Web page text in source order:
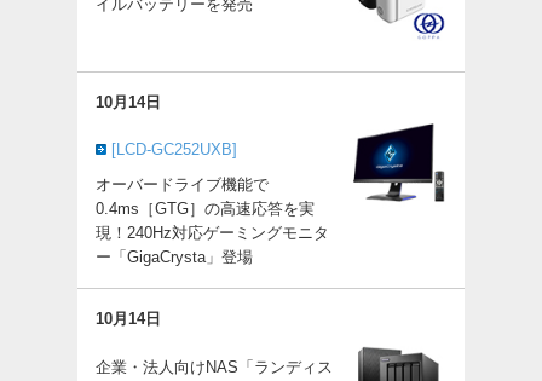
イルバッテリーを発売
10月14日
[LCD-GC252UXB]
オーバードライブ機能で
0.4ms［GTG］の高速応答を実
現！240Hz対応ゲーミングモニタ
ー「GigaCrysta」登場
10月14日
企業・法人向けNAS「ランディス